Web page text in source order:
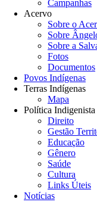
Campanhas
Acervo
Sobre o
Sobre
Sobre a
Fotos
Documentos
Povos Indígenas
Terras Indígenas
Mapa
Política Indigenista
Direito
Gestão
Educação
Gênero
Saúde
Cultura
Links Úteis
Notícias